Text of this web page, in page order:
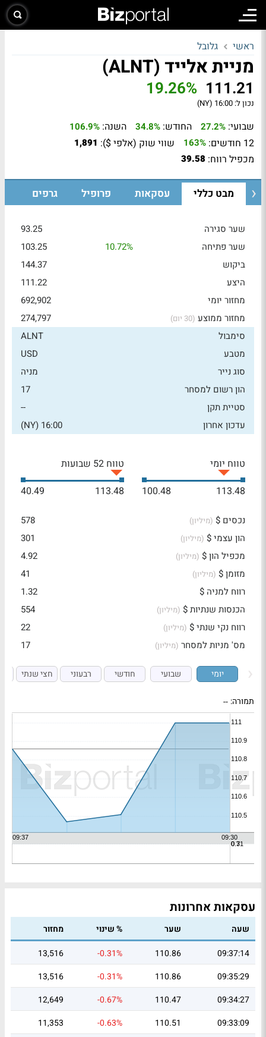
ראשי גלובל
מניית אלייד (ALNT)
111.21
19.26%
נכון ל: 16:00 (NY)
שבועי: 27.2% החודש: 34.8% השנה: 106.9%
12 חודשים: 163% שווי שוק (אלפי $): 1,891
מכפיל רווח: 39.58
מבט כללי עסקאות פרופיל גרפים
שער סגירה
93.25
שער פתיחה
10.72%
103.25
ביקוש
144.37
היצע
111.22
מחזור יומי
692,902
מחזור ממוצע (30 יום)
274,797
סימבול
ALNT
מטבע
USD
סוג נייר
מניה
הון רשום למסחר
17
סטיית תקן
--
עדכון אחרון
16:00 (NY)
טווח יומי
113.48
100.48
טווח 52 שבועות
113.48
40.49
נכסים $ (מיליון)
578
הון עצמי $ (מיליון)
301
מכפיל הון $ (מיליון)
4.92
מזומן $ (מיליון)
41
רווח למניה $
1.32
הכנסות שנתיות $ (מיליון)
554
רווח נקי שנתי $ (מיליון)
22
מס' מניות למסחר (מיליון) 17
יומי שבועי חודשי רבעוני חצי שנתי
תמורה: --
עסקאות אחרונות
שעה שער % שינוי
מחזור
09:37:14
110.86
-0.31%
13,516
09:35:29
110.86
-0.31%
13,516
09:34:27
110.47
-0.67%
12,649
09:33:09
110.51
-0.63%
11,353